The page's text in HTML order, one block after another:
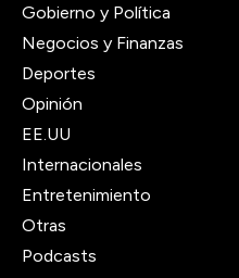
Gobierno y Política
Negocios y Finanzas
Deportes
Opinión
EE.UU
Internacionales
Entretenimiento
Otras
Podcasts